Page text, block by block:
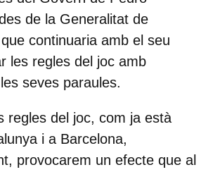
de la Generalitat de
continuaria amb el seu
les regles del joc amb
seves paraules.
regles del joc, com ja està
i a Barcelona,
provocarem un efecte que al